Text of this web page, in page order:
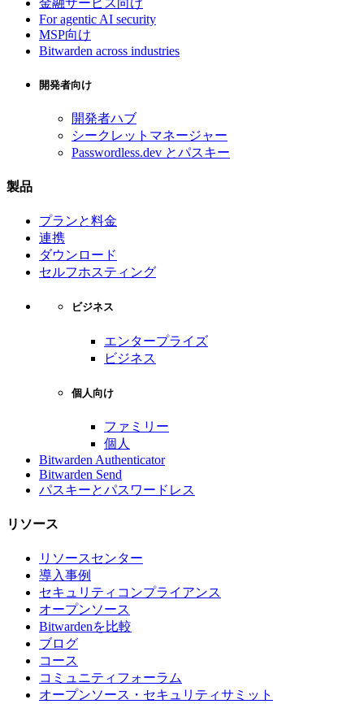
金融サービス向け
For agentic AI security
MSP向け
Bitwarden across industries
開発者向け
開発者ハブ
シークレットマネージャー
Passwordless.dev とパスキー
製品
プランと料金
連携
ダウンロード
セルフホスティング
ビジネス
エンタープライズ
ビジネス
個人向け
ファミリー
個人
Bitwarden Authenticator
Bitwarden Send
パスキーとパスワードレス
リソース
リソースセンター
導入事例
セキュリティコンプライアンス
オープンソース
Bitwardenを比較
ブログ
コース
コミュニティフォーラム
オープンソース・セキュリティサミット